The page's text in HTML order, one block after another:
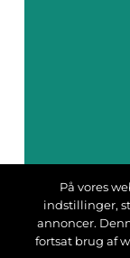
På vores
indstillinger,
annoncer.
fortsat brug af